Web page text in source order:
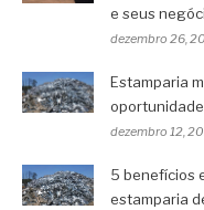
e seus
dezembro 26,
Estamparia
dezembro 12,
5 benefícios
estamparia